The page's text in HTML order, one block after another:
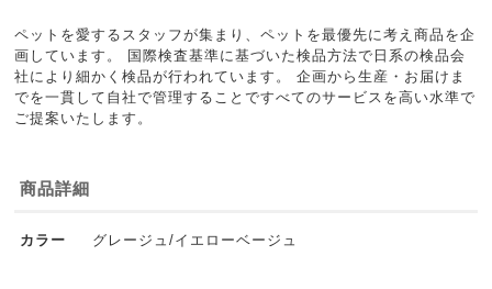
ペットを愛するスタッフが集まり、ペットを最優先に考え商品を企
画しています。 国際検査基準に基づいた検品方法で日系の検品会
社により細かく検品が行われています。 企画から生産・お届けま
でを一貫して自社で管理することですべてのサービスを高い水準で
ご提案いたします。
商品詳細
カラー グレージュ/イエローベージュ